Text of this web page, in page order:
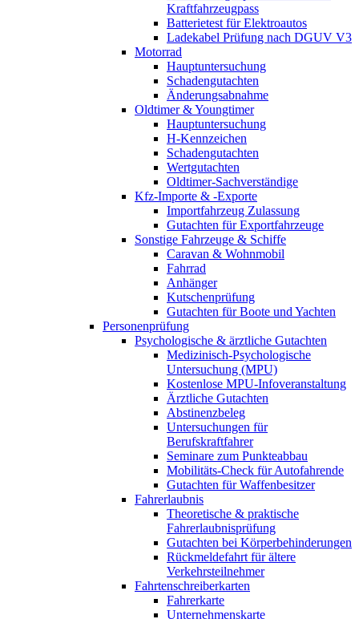
Kraftfahrzeugpass
Batterietest für Elektroautos
Ladekabel Prüfung nach DGUV V3
Motorrad
Hauptuntersuchung
Schadengutachten
Änderungsabnahme
Oldtimer & Youngtimer
Hauptuntersuchung
H-Kennzeichen
Schadengutachten
Wertgutachten
Oldtimer-Sachverständige
Kfz-Importe & -Exporte
Importfahrzeug Zulassung
Gutachten für Exportfahrzeuge
Sonstige Fahrzeuge & Schiffe
Caravan & Wohnmobil
Fahrrad
Anhänger
Kutschenprüfung
Gutachten für Boote und Yachten
Personenprüfung
Psychologische & ärztliche Gutachten
Medizinisch-Psychologische
Untersuchung (MPU)
Kostenlose MPU-Infoveranstaltung
Ärztliche Gutachten
Abstinenzbeleg
Untersuchungen für
Berufskraftfahrer
Seminare zum Punkteabbau
Mobilitäts-Check für Autofahrende
Gutachten für Waffenbesitzer
Fahrerlaubnis
Theoretische & praktische
Fahrerlaubnisprüfung
Gutachten bei Körperbehinderungen
Rückmeldefahrt für ältere
Verkehrsteilnehmer
Fahrtenschreiberkarten
Fahrerkarte
Unternehmenskarte